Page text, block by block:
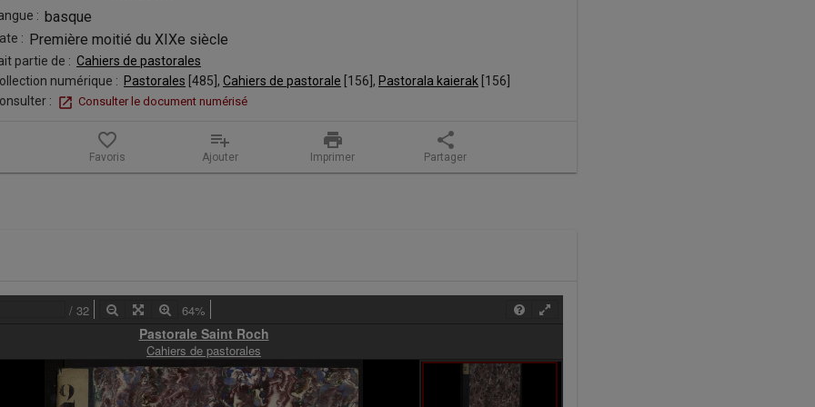
: basque
: Première moitié du XIXe siècle
partie de : Cahiers de pastorales
numérique : Pastorales 485 , Cahiers de pastorale 156 , Pastorala kaierak 156
:
Consulter le document numérisé
favorite_border
Favoris
playlist_add
Ajouter
print
Imprimer
share
Partager